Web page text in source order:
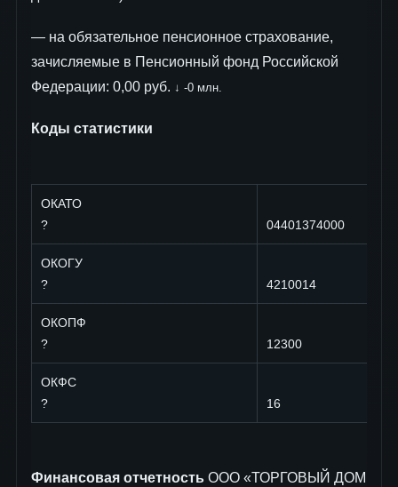
— на обязательное пенсионное страхование,
зачисляемые в Пенсионный фонд Российской
Федерации: 0,00 руб. ↓ -0 млн.
Коды статистики
ОКАТО
?
04401374000
ОКОГУ
?
4210014
ОКОПФ
?
12300
ОКФС
?
16
Финансовая отчетность ООО «ТОРГОВЫЙ ДОМ